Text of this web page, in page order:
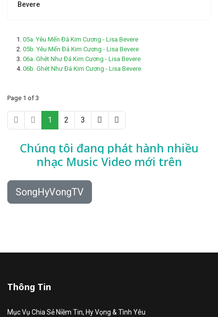
Bevere
05a. Yêu Mến Đá Kim Cương - Lisa Bevere
05b. Yêu Mến Đá Kim Cương - Lisa Bevere
06a. Ghét Như Đá Kim Cương - Lisa Bevere
06b. Ghét Như Đá Kim Cương - Lisa Bevere
Page 1 of 3
1 2 3
Chúng tôi đang phát hành nhiều
nhạc Music Video mới trên
SongHyVongTV
Thông Tin
Mục Vụ Chia Sẻ Niềm Tin, Hy Vọng & Tình Yêu